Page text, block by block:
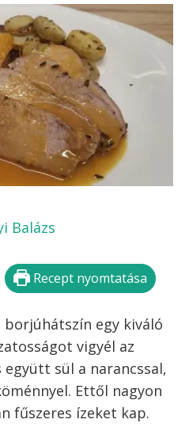
Balázs
Recept nyomtatása
borjúhátszín egy kiváló
vigyél az
sül a narancssal,
Ettől nagyon
fűszeres ízeket kap.